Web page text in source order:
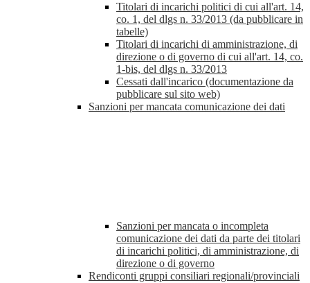
Titolari di incarichi politici di cui all'art. 14,
co. 1, del dlgs n. 33/2013 (da pubblicare in
tabelle)
Titolari di incarichi di amministrazione, di
direzione o di governo di cui all'art. 14, co.
1-bis, del dlgs n. 33/2013
Cessati dall'incarico (documentazione da
pubblicare sul sito web)
Sanzioni per mancata comunicazione dei dati
Sanzioni per mancata o incompleta
comunicazione dei dati da parte dei titolari
di incarichi politici, di amministrazione, di
direzione o di governo
Rendiconti gruppi consiliari regionali/provinciali